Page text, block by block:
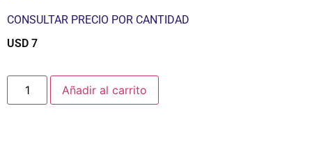
CONSULTAR PRECIO POR CANTIDAD
USD 7
Añadir al carrito